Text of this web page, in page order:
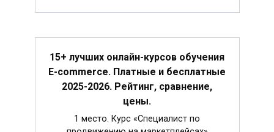
15+ лучших онлайн-курсов обучения
E-commerce. Платные и бесплатные
2025-2026. Рейтинг, сравнение,
цены.
1 место. Курс «Специалист по